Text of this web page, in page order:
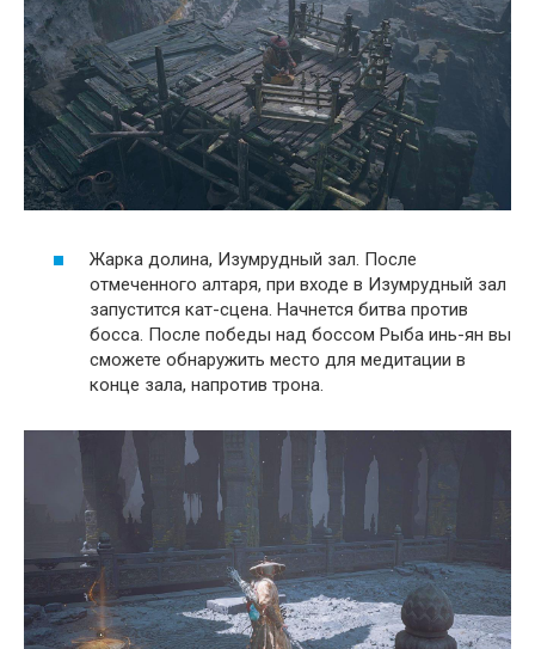
Жарка долина, Изумрудный зал. После
отмеченного алтаря, при входе в Изумрудный зал
запустится кат-сцена. Начнется битва против
босса. После победы над боссом Рыба инь-ян вы
сможете обнаружить место для медитации в
конце зала, напротив трона.